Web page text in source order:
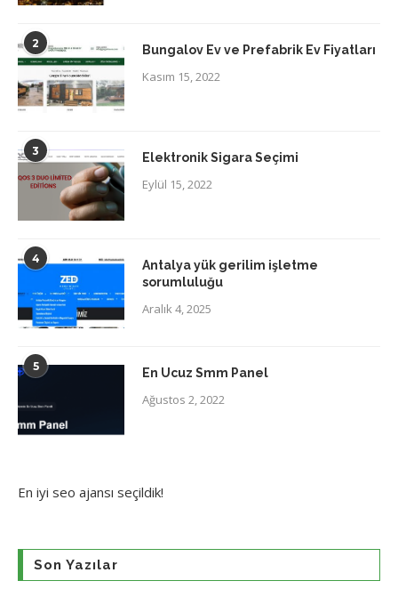
2 Bungalov Ev ve Prefabrik Ev Fiyatları
Kasım 15, 2022
3 Elektronik Sigara Seçimi
Eylül 15, 2022
4
Antalya yük gerilim işletme
sorumluluğu
Aralık 4, 2025
5 En Ucuz Smm Panel
Ağustos 2, 2022
En iyi seo ajansı seçildik!
Son Yazılar